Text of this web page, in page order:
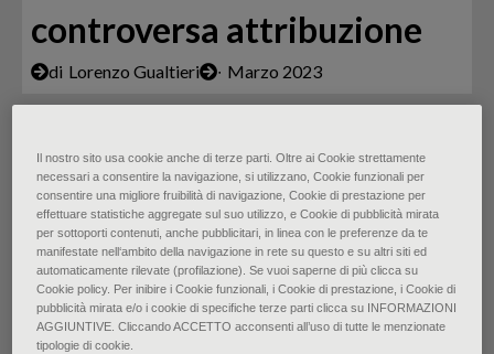
controversa attribuzione
di Lorenzo Gualtieri ∙ Marzo 2023
Il nostro sito usa cookie anche di terze parti. Oltre ai Cookie strettamente
necessari a consentire la navigazione, si utilizzano, Cookie funzionali per
consentire una migliore fruibilità di navigazione, Cookie di prestazione per
effettuare statistiche aggregate sul suo utilizzo, e Cookie di pubblicità mirata
per sottoporti contenuti, anche pubblicitari, in linea con le preferenze da te
manifestate nell‘ambito della navigazione in rete su questo e su altri siti ed
automaticamente rilevate (profilazione). Se vuoi saperne di più clicca su
Cookie policy. Per inibire i Cookie funzionali, i Cookie di prestazione, i Cookie di
pubblicità mirata e/o i cookie di specifiche terze parti clicca su INFORMAZIONI
AGGIUNTIVE. Cliccando ACCETTO acconsenti all’uso di tutte le menzionate
tipologie di cookie.